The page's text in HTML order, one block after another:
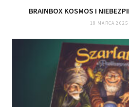
BRAINBOX KOSMOS I
18 MARCA 2025